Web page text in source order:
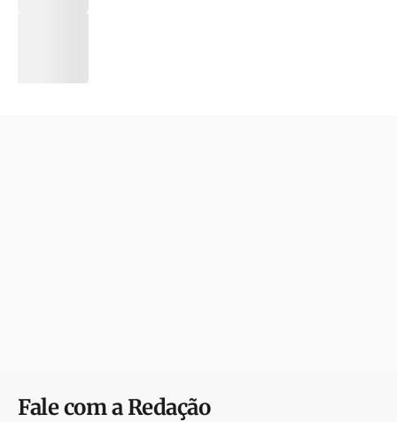
Fale com a Redação